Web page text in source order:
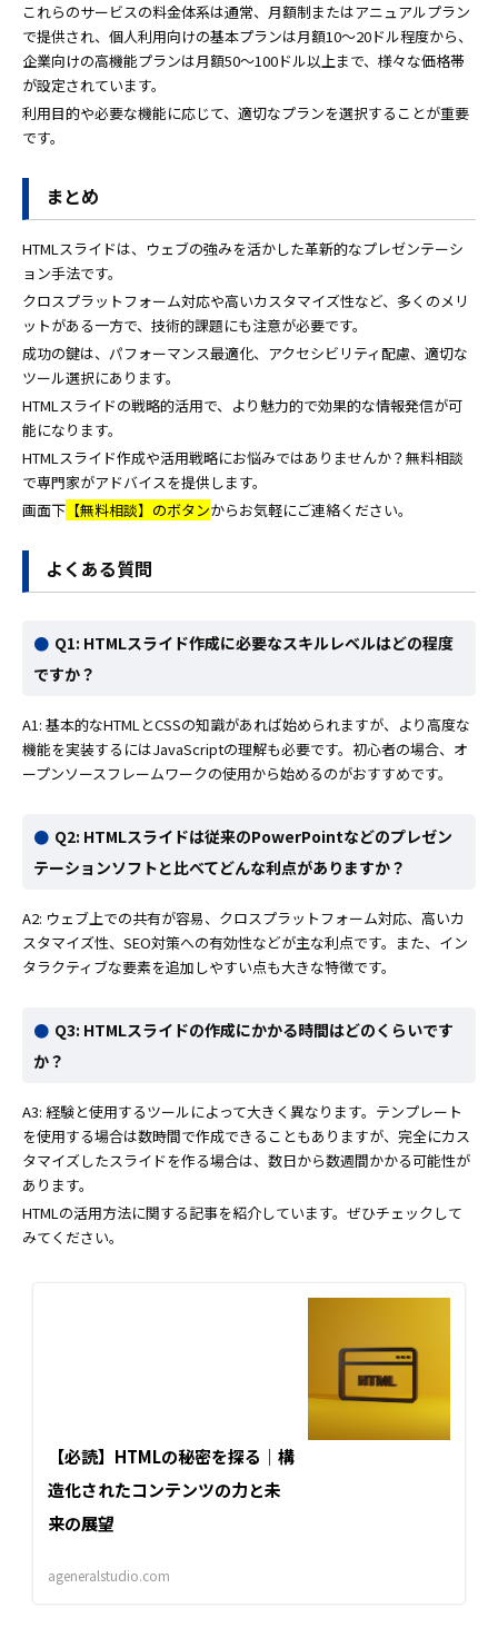
これらのサービスの料金体系は通常、月額制またはアニュアルプラン
で提供され、個人利用向けの基本プランは月額10〜20ドル程度から、
企業向けの高機能プランは月額50〜100ドル以上まで、様々な価格帯
が設定されています。
利用目的や必要な機能に応じて、適切なプランを選択することが重要
です。
まとめ
HTMLスライドは、ウェブの強みを活かした革新的なプレゼンテーシ
ョン手法です。
クロスプラットフォーム対応や高いカスタマイズ性など、多くのメリ
ットがある一方で、技術的課題にも注意が必要です。
成功の鍵は、パフォーマンス最適化、アクセシビリティ配慮、適切な
ツール選択にあります。
HTMLスライドの戦略的活用で、より魅力的で効果的な情報発信が可
能になります。
HTMLスライド作成や活用戦略にお悩みではありませんか？無料相談
で専門家がアドバイスを提供します。
画面下 【無料相談】のボタンからお気軽にご連絡ください。
よくある質問
Q1: HTMLスライド作成に必要なスキルレベルはどの程度
ですか？
A1: 基本的なHTMLとCSSの知識があれば始められますが、より高度な
機能を実装するにはJavaScriptの理解も必要です。初心者の場合、オ
ープンソースフレームワークの使用から始めるのがおすすめです。
Q2: HTMLスライドは従来のPowerPointなどのプレゼン
テーションソフトと比べてどんな利点がありますか？
A2: ウェブ上での共有が容易、クロスプラットフォーム対応、高いカ
スタマイズ性、SEO対策への有効性などが主な利点です。また、イン
タラクティブな要素を追加しやすい点も大きな特徴です。
Q3: HTMLスライドの作成にかかる時間はどのくらいです
か？
A3: 経験と使用するツールによって大きく異なります。テンプレート
を使用する場合は数時間で作成できることもありますが、完全にカス
タマイズしたスライドを作る場合は、数日から数週間かかる可能性が
あります。
HTMLの活用方法に関する記事を紹介しています。ぜひチェックして
みてください。
【必読】HTMLの秘密を探る｜構
造化されたコンテンツの力と未
来の展望
ageneralstudio.com